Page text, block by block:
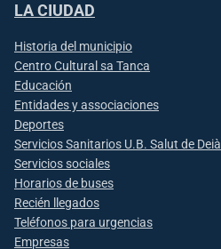
LA CIUDAD
Historia del municipio
Centro Cultural sa Tanca
Educación
Entidades y associaciones
Deportes
Servicios Sanitarios U.B. Salut de Deià
Servicios sociales
Horarios de buses
Recién llegados
Teléfonos para urgencias
Empresas